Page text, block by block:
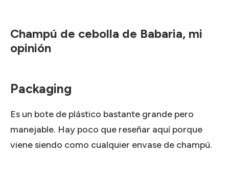
Champú de cebolla de Babaria, mi
opinión
Packaging
Es un bote de plástico bastante grande pero
manejable. Hay poco que reseñar aquí porque
viene siendo como cualquier envase de champú.